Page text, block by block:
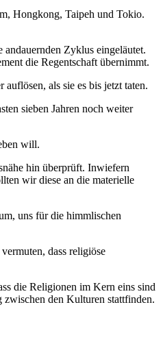
Hongkong, Taipeh und Tokio.
andauernden Zyklus eingeläutet.
die Regentschaft übernimmt.
als sie es bis jetzt taten.
sieben Jahren noch weiter
will.
hin überprüft. Inwiefern
wir diese an die materielle
uns für die himmlischen
dass religiöse
die Religionen im Kern eins sind
den Kulturen stattfinden.